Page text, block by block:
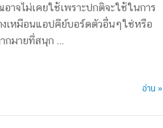
าจไม่เคยใช้เพราะปกติจะใช้ในการ
เหมือนแอปคีย์บอร์ดตัวอื่นๆใช่หรือ
กมายที่สนุก ...
อ่าน »